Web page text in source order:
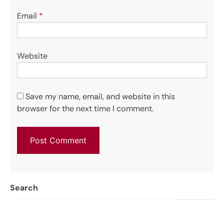
Email *
Website
Save my name, email, and website in this
browser for the next time I comment.
Search